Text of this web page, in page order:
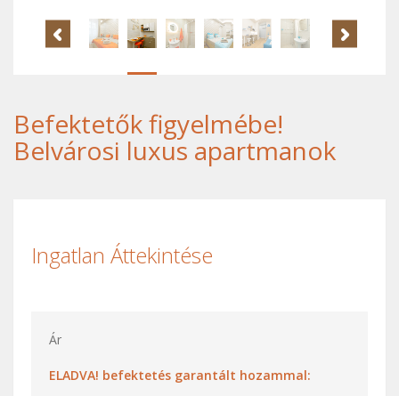
Befektetők figyelmébe!
Belvárosi luxus apartmanok
Ingatlan Áttekintése
Ár
ELADVA! befektetés garantált hozammal: